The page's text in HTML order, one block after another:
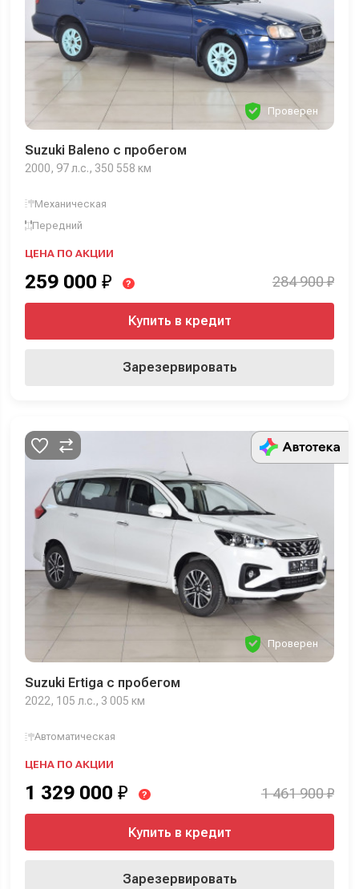
Проверен
Suzuki Baleno с пробегом
2000, 97 л.с., 350 558 км
Механическая
Передний
ЦЕНА ПО АКЦИИ
259 000 ₽ ? 284 900 ₽
Купить в кредит
Зарезервировать
Проверен
Suzuki Ertiga с пробегом
2022, 105 л.с., 3 005 км
Автоматическая
ЦЕНА ПО АКЦИИ
1 329 000 ₽ ? 1 461 900 ₽
Купить в кредит
Зарезервировать